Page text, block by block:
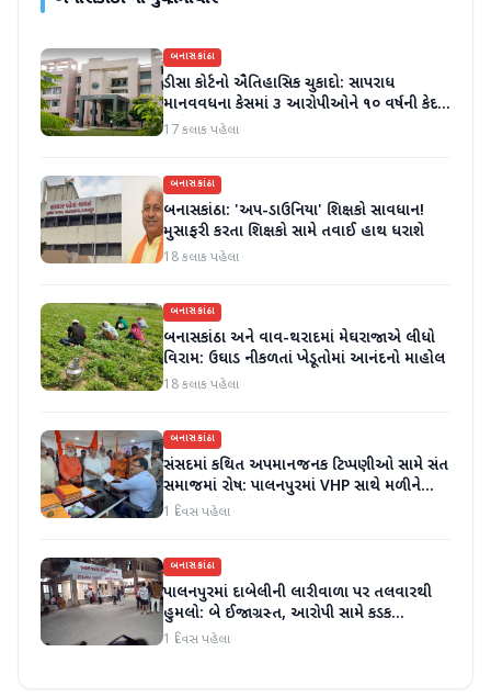
બનાસકાંઠા
ડીસા કોર્ટનો ઐતિહાસિક ચુકાદો: સાપરાધ
માનવવધના કેસમાં ૩ આરોપીઓને ૧૦ વર્ષની કેદ
અને ૬ લાખનો દંડ
17 કલાક પહેલા
બનાસકાંઠા
બનાસકાંઠા: 'અપ-ડાઉનિયા' શિક્ષકો સાવધાન!
મુસાફરી કરતા શિક્ષકો સામે તવાઈ હાથ ધરાશે
18 કલાક પહેલા
બનાસકાંઠા
બનાસકાંઠા અને વાવ-થરાદમાં મેઘરાજાએ લીધો
વિરામ: ઉઘાડ નીકળતાં ખેડૂતોમાં આનંદનો માહોલ
18 કલાક પહેલા
બનાસકાંઠા
સંસદમાં કથિત અપમાનજનક ટિપ્પણીઓ સામે સંત
સમાજમાં રોષ: પાલનપુરમાં VHP સાથે મળીને
અધિક કલેક્ટરને આવેદનપત્ર આપ્યું
1 દિવસ પહેલા
બનાસકાંઠા
પાલનપુરમાં દાબેલીની લારીવાળા પર તલવારથી
હુમલો: બે ઈજાગ્રસ્ત, આરોપી સામે કડક
કાર્યવાહીની માંગ
1 દિવસ પહેલા